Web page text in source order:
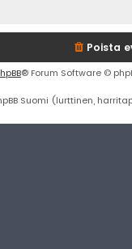
Poista
® Forum Software ©
Suomi (lurttinen,